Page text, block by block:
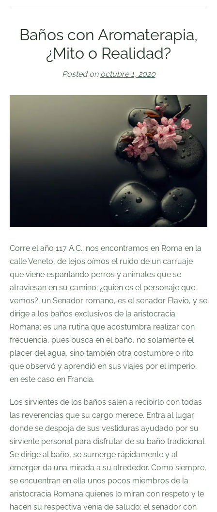
Baños con Aromaterapia,
¿Mito o Realidad?
Posted on octubre 1, 2020
Corre el año 117 A.C.; nos encontramos en Roma en la
calle Veneto, de lejos oímos el ruido de un carruaje
que viene espantando perros y animales que se
atraviesan en su camino; ¿quién es el personaje que
vemos?; un Senador romano, es el senador Flavio, y se
dirige a los baños exclusivos de la aristocracia
Romana; es una rutina que acostumbra realizar con
frecuencia, pues busca en el baño, no solamente el
placer del agua, sino también otra costumbre o rito
que observó y aprendió en sus viajes por el imperio,
en este caso en Francia.
Los sirvientes de los baños salen a recibirlo con todas
las reverencias que su cargo merece. Entra al lugar
donde se despoja de sus vestiduras ayudado por su
sirviente personal para disfrutar de su baño tradicional.
Se dirige al baño, se sumerge rápidamente y al
emerger da una mirada a su alrededor. Como siempre,
se encuentran en ella unos pocos miembros de la
aristocracia Romana quienes lo miran con respeto y le
hacen su respectiva venia de saludo; el senador con